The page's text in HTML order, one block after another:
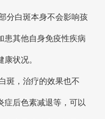
分白斑本身不会影响孩
患其他自身免疫性疾病
状况。
斑，治疗的效果也不
症后色素减退等，可以